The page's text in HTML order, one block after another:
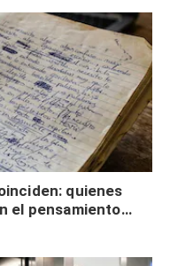
quienes
el pensamiento